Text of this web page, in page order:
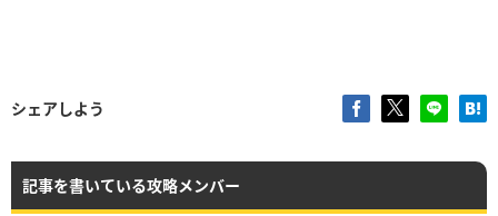
シェアしよう
記事を書いている攻略メンバー